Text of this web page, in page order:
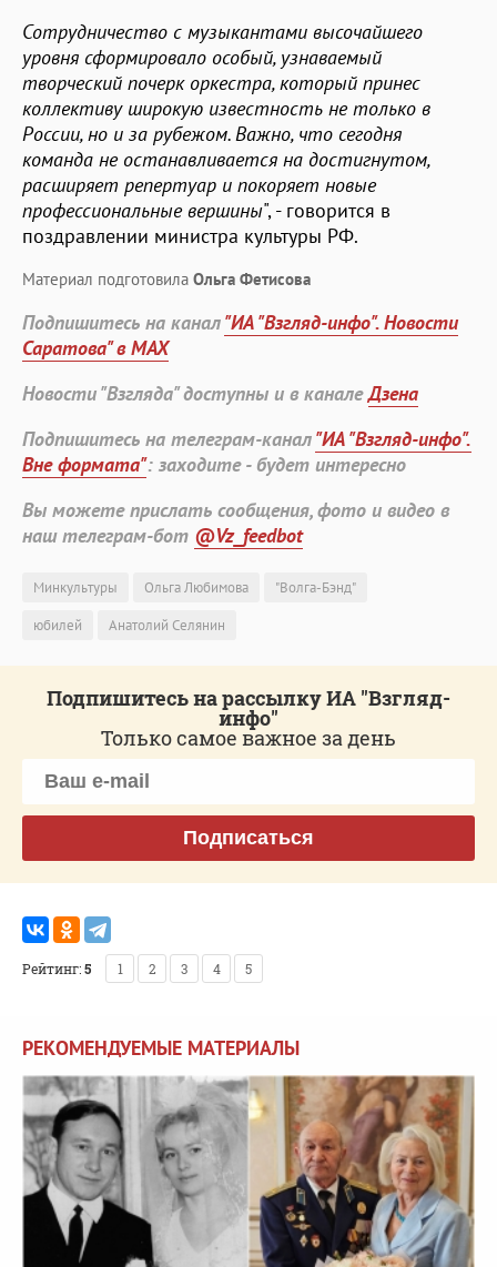
Сотрудничество с музыкантами высочайшего
уровня сформировало особый, узнаваемый
творческий почерк оркестра, который принес
коллективу широкую известность не только в
России, но и за рубежом. Важно, что сегодня
команда не останавливается на достигнутом,
расширяет репертуар и покоряет новые
профессиональные вершины", - говорится в
поздравлении министра культуры РФ.
Материал подготовила Ольга Фетисова
Подпишитесь на канал"ИА "Взгляд-инфо". Новости
Саратова" в MAX
Новости "Взгляда" доступны и в каналеДзена
Подпишитесь на телеграм-канал"ИА "Взгляд-инфо".
Вне формата": заходите - будет интересно
Вы можете прислать сообщения, фото и видео в
наш телеграм-бот @Vz_feedbot
Минкультуры Ольга Любимова
"Волга-Бэнд"
юбилей
Анатолий Селянин
Подпишитесь на рассылку ИА "Взгляд-
инфо"
Только самое важное за день
Подписаться
Рейтинг:5 1 2 3 4 5
РЕКОМЕНДУЕМЫЕ МАТЕРИАЛЫ